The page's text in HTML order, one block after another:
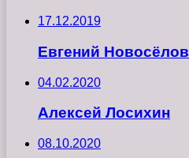
17.12.2019
Евгений Новосёлов
04.02.2020
Алексей Лосихин
08.10.2020